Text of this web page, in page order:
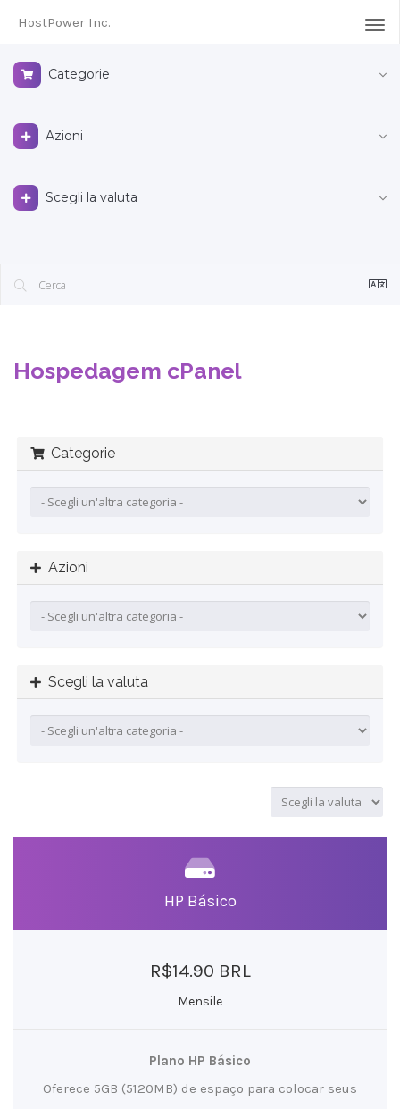
HostPower Inc.
Categorie
Azioni
Scegli la valuta
Hospedagem cPanel
Categorie
Azioni
Scegli la valuta
HP Básico
R$14.90 BRL
Mensile
Plano HP Básico
Oferece 5GB (5120MB) de espaço para colocar seus